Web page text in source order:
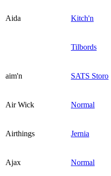
Aida Kitch'n
Tilbords
aim'n SATS Storo
Air Wick Normal
Airthings Jernia
Ajax Normal